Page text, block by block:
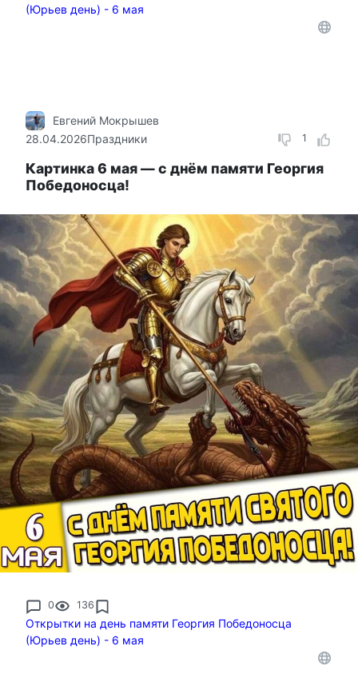
(Юрьев день) - 6 мая
1
Евгений Мокрышев
28.04.2026Праздники
Картинка 6 мая — с днём памяти Георгия
Победоносца!
0 136
Открытки на день памяти Георгия Победоносца
(Юрьев день) - 6 мая